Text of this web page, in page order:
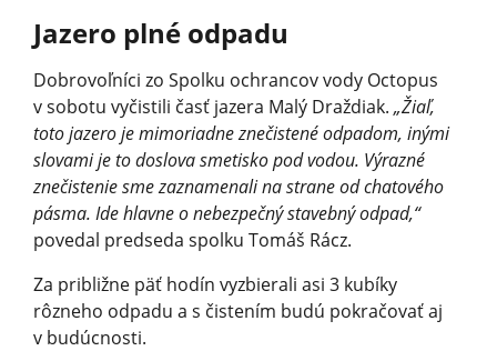
Jazero plné odpadu
Dobrovoľníci zo Spolku ochrancov vody Octopus
v sobotu vyčistili časť jazera Malý Draždiak. „Žiaľ,
toto jazero je mimoriadne znečistené odpadom, inými
slovami je to doslova smetisko pod vodou. Výrazné
znečistenie sme zaznamenali na strane od chatového
pásma. Ide hlavne o nebezpečný stavebný odpad,“
povedal predseda spolku Tomáš Rácz.
Za približne päť hodín vyzbierali asi 3 kubíky
rôzneho odpadu a s čistením budú pokračovať aj
v budúcnosti.